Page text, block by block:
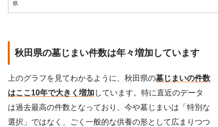
県
秋田県の墓じまい件数は年々増加しています
上のグラフを見てわかるように、秋田県の墓じまいの件数
はここ10年で大きく増加 しています。特に直近のデータ
は過去最高の件数となっており、今や墓じまいは「特別な
選択」ではなく、ごく一般的な供養の形として広まりつつ